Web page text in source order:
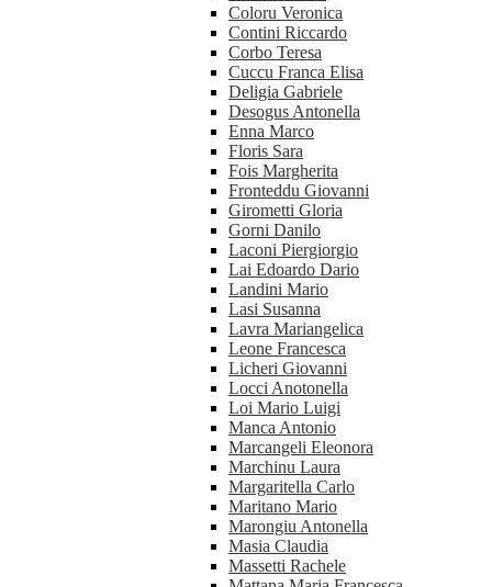
Coloru Veronica
Contini Riccardo
Corbo Teresa
Cuccu Franca Elisa
Deligia Gabriele
Desogus Antonella
Enna Marco
Floris Sara
Fois Margherita
Fronteddu Giovanni
Girometti Gloria
Gorni Danilo
Laconi Piergiorgio
Lai Edoardo Dario
Landini Mario
Lasi Susanna
Lavra Mariangelica
Leone Francesca
Licheri Giovanni
Locci Anotonella
Loi Mario Luigi
Manca Antonio
Marcangeli Eleonora
Marchinu Laura
Margaritella Carlo
Maritano Mario
Marongiu Antonella
Masia Claudia
Massetti Rachele